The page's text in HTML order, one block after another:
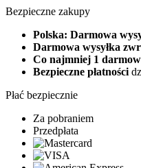
Bezpieczne zakupy
Polska: Darmowa
Darmowa wysyłka
Co najmniej 1
Bezpieczne płatności
Płać bezpiecznie
Za pobraniem
Przedpłata